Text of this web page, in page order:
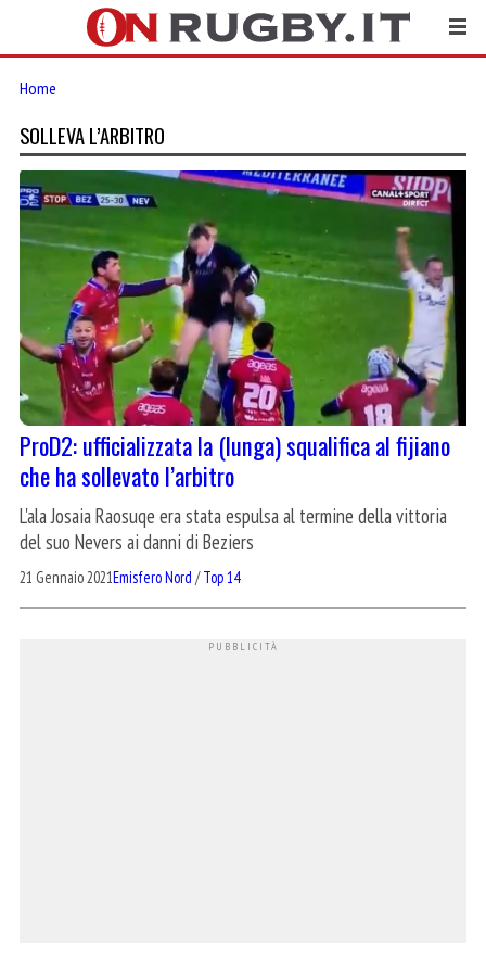
Home
SOLLEVA L’ARBITRO
ProD2: ufficializzata la (lunga) squalifica al fijiano
che ha sollevato l’arbitro
L'ala Josaia Raosuqe era stata espulsa al termine della vittoria
del suo Nevers ai danni di Beziers
21 Gennaio 2021Emisfero Nord /Top 14